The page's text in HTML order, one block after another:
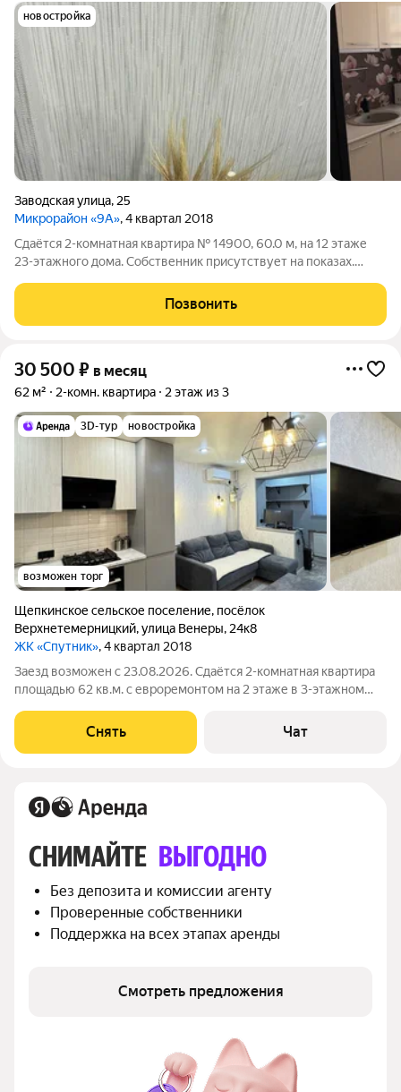
новостройка
Заводская улица, 25
Микрорайон «9А», 4 квартал 2018
Сдаётся 2-комнатная квартира № 14900, 60.0 м, на 12 этаже
23-этажного дома. Собственник присутствует на показах.
оплачиваются отдельно. По условиям проживания: можно с
детьми, можно с животными Из
Позвонить
30 500 ₽ в месяц
62 м² 2-комн. квартира 2 этаж из 3
3D-тур новостройка
возможен торг
Щепкинское сельское поселение, посёлок
Верхнетемерницкий,улица Венеры, 24к8
ЖК «Спутник», 4 квартал 2018
Заезд возможен с 23.08.2026. Сдаётся 2-комнатная квартира
площадью 62 кв.м. с евроремонтом на 2 этаже в 3-этажном
Духовой шкаф Стиральная машина Холодильник Кондиционер
Бойлер
Снять Чат
СНИМАЙТЕ ВЫГОДНО
Без депозита и комиссии агенту
Проверенные собственники
Поддержка на всех этапах аренды
Смотреть предложения